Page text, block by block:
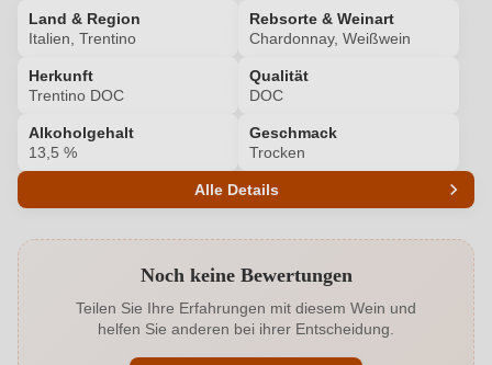
Land & Region
Italien, Trentino
Rebsorte & Weinart
Chardonnay, Weißwein
Herkunft
Trentino DOC
Qualität
DOC
Alkoholgehalt
13,5 %
Geschmack
Trocken
Alle Details
Alkoholgehalt in % 13,5 %
Allergene Enthält Sulfite
Noch keine Bewertungen
Teilen Sie Ihre Erfahrungen mit diesem Wein und
helfen Sie anderen bei ihrer Entscheidung.